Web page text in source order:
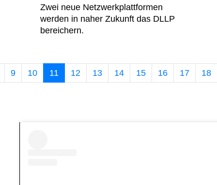
Zwei neue Netzwerkplattformen
werden in naher Zukunft das DLLP
bereichern.
9 10 11 12 13 14 15 16 17 18